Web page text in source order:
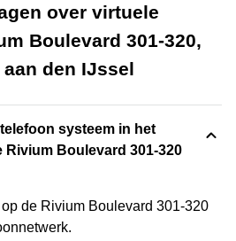
over virtuele
Boulevard 301-320,
den IJssel
systeem in het
Boulevard 301-320
de Rivium Boulevard 301-320